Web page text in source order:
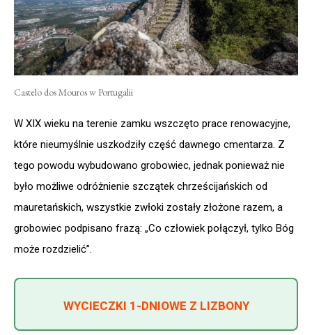
Castelo dos Mouros w Portugalii
W XIX wieku na terenie zamku wszczęto prace renowacyjne,
które nieumyślnie uszkodziły część dawnego cmentarza. Z
tego powodu wybudowano grobowiec, jednak ponieważ nie
było możliwe odróżnienie szczątek chrześcijańskich od
mauretańskich, wszystkie zwłoki zostały złożone razem, a
grobowiec podpisano frazą: „Co człowiek połączył, tylko Bóg
może rozdzielić”.
WYCIECZKI 1-DNIOWE Z LIZBONY